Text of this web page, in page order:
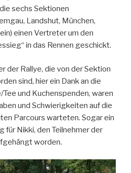
sechs Sektionen
Landshut, München,
einen Vertreter um den
in das Rennen geschickt.
der Rallye, die von der Sektion
sind, hier ein Dank an die
und Kuchenspenden, waren
und Schwierigkeiten auf die
Parcours warteten. Sogar ein
für Nikki, den Teilnehmer der
worden.